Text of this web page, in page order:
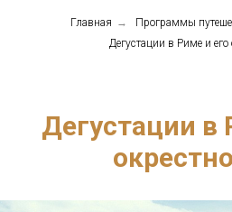
Главная → Программы
Дегустации в Риме и его
Дегустации в